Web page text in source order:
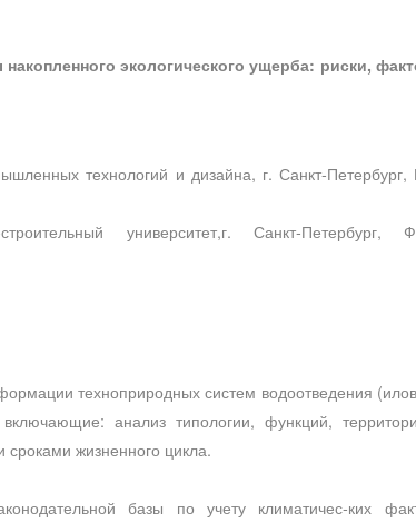
экологического ущерба: риски,
технологий и дизайна, г. Санкт-Петербург,
строительный университет,г. Санкт-
техноприродных систем водоотведения
анализ типологии, функций,
сроками жизненного цикла.
базы по учету климатичес-ких